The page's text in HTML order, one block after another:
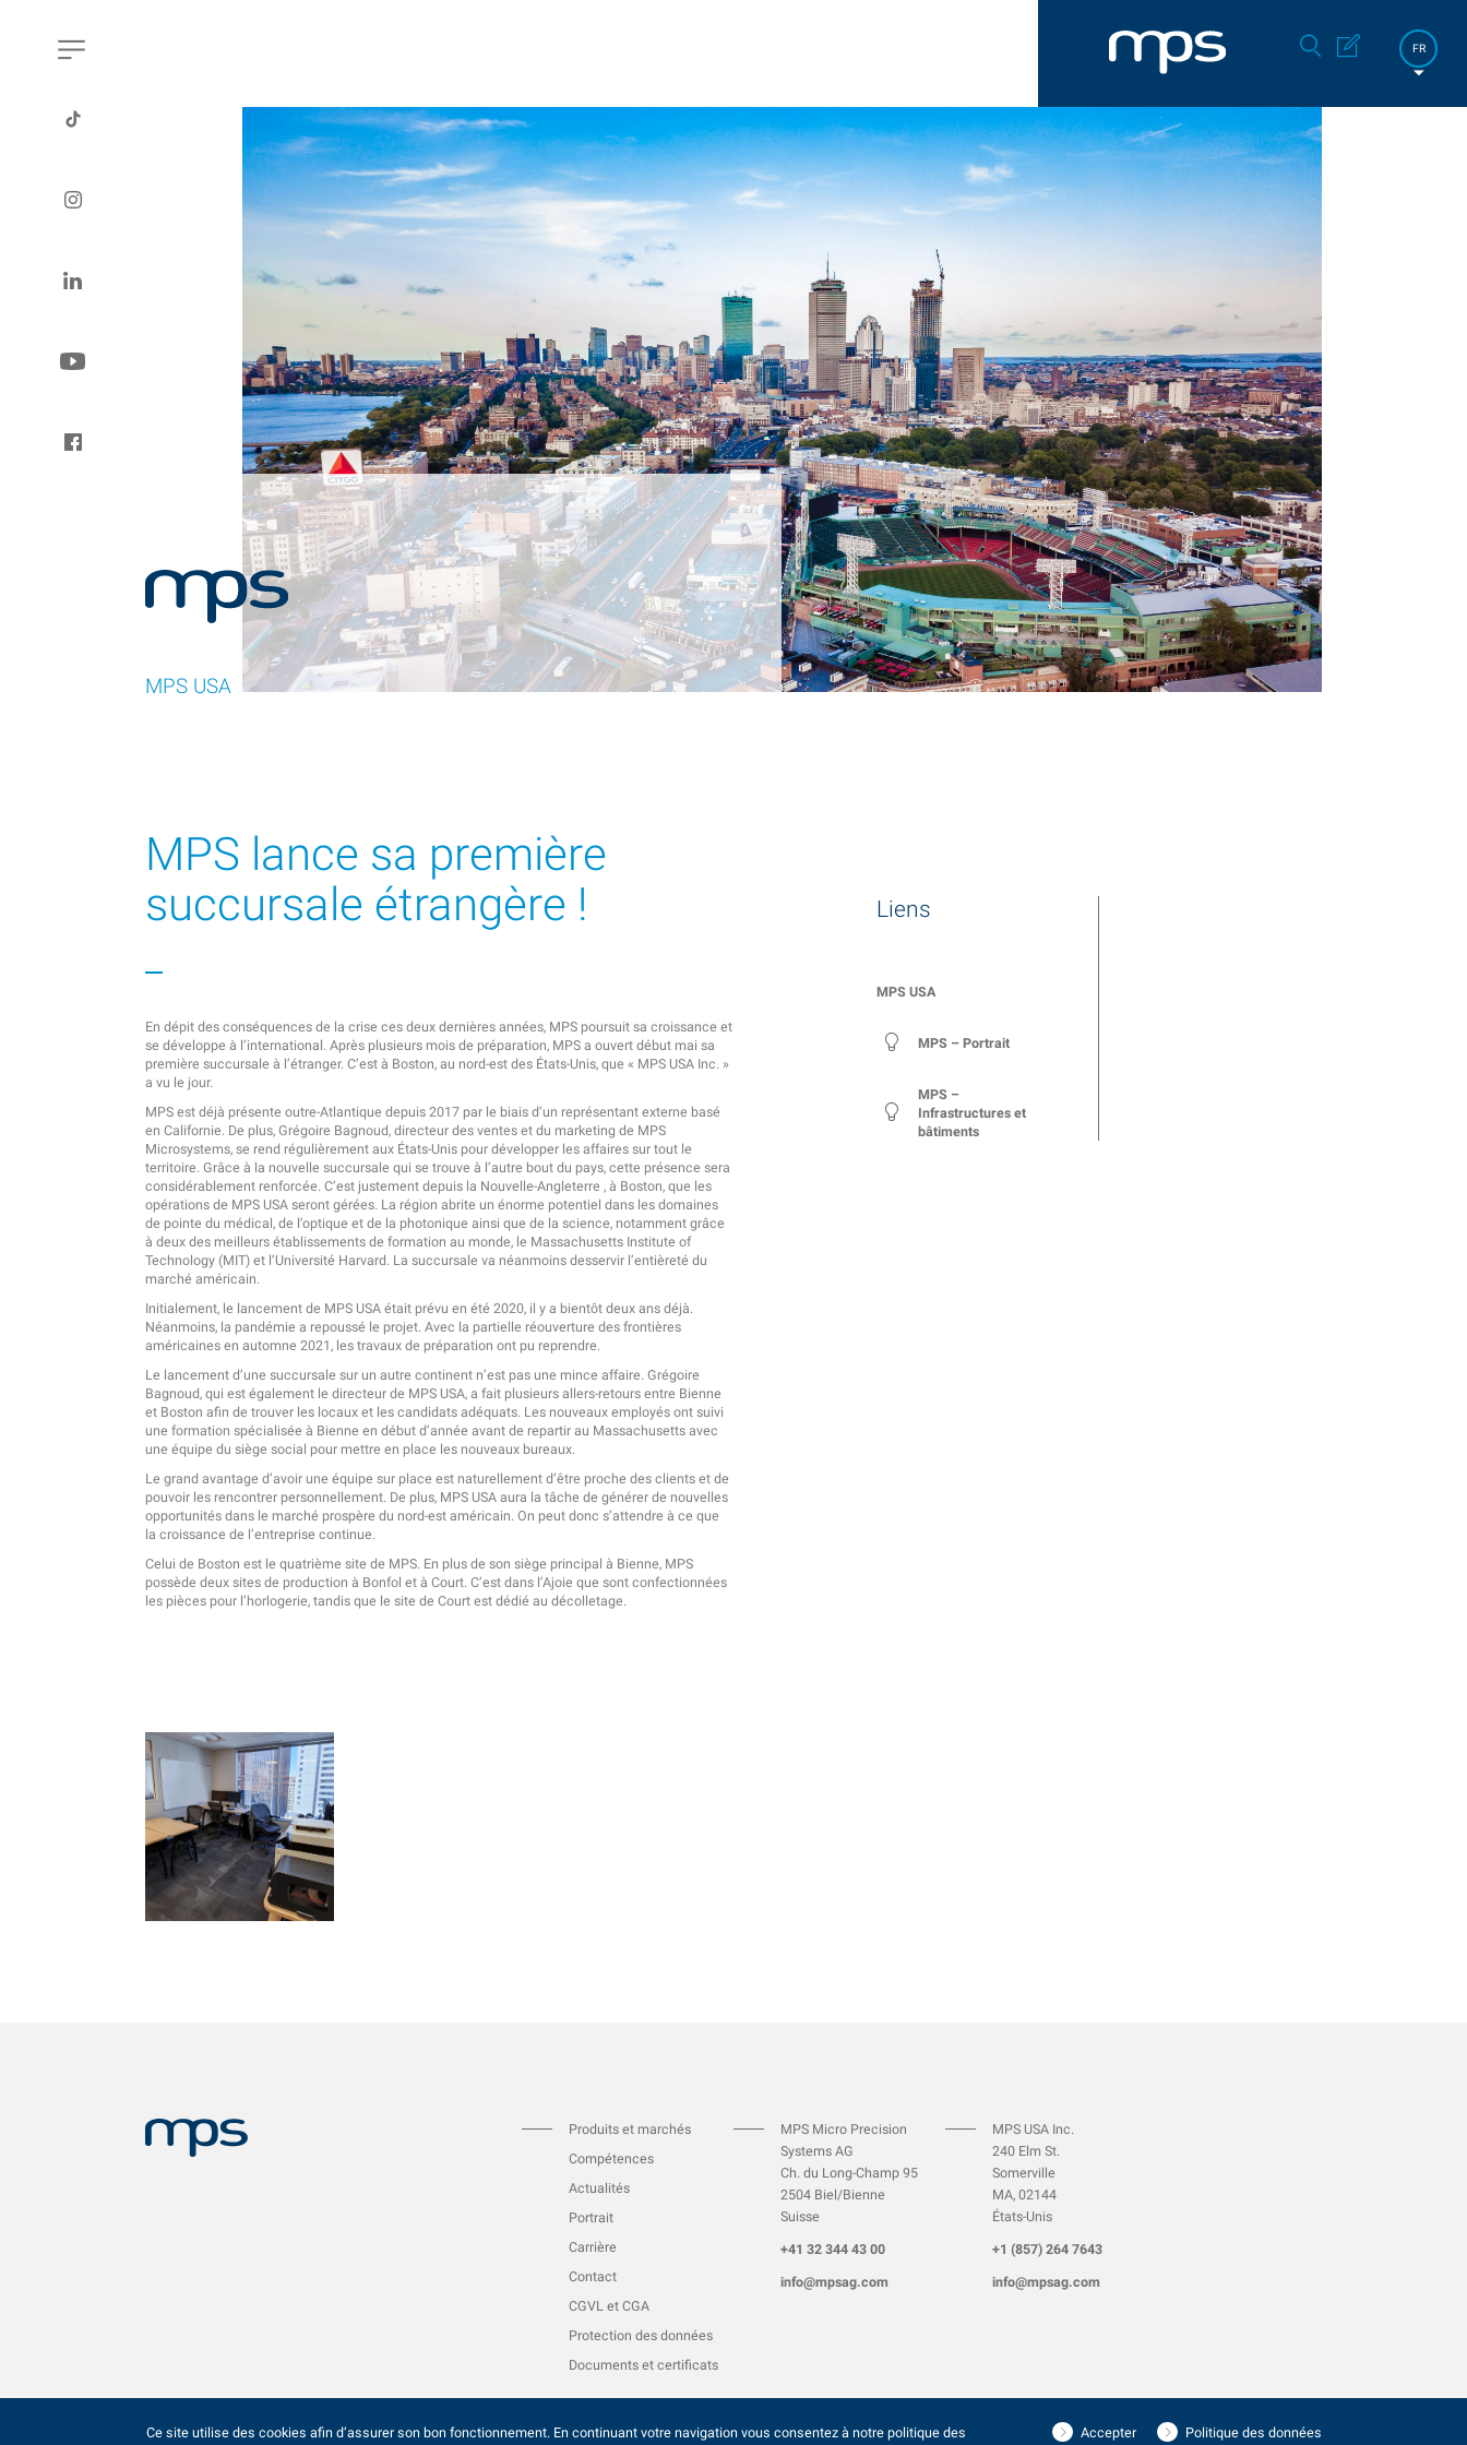
FR
MPS USA
MPS lance sa première
succursale étrangère !
En dépit des conséquences de la crise ces deux dernières années, MPS poursuit sa croissance et
se développe à l’international. Après plusieurs mois de préparation, MPS a ouvert début mai sa
première succursale à l’étranger. C’est à Boston, au nord-est des États-Unis, que « MPS USA Inc. »
a vu le jour.
MPS est déjà présente outre-Atlantique depuis 2017 par le biais d’un représentant externe basé
en Californie. De plus, Grégoire Bagnoud, directeur des ventes et du marketing de MPS
Microsystems, se rend régulièrement aux États-Unis pour développer les affaires sur tout le
territoire. Grâce à la nouvelle succursale qui se trouve à l’autre bout du pays, cette présence sera
considérablement renforcée. C’est justement depuis la Nouvelle-Angleterre , à Boston, que les
opérations de MPS USA seront gérées. La région abrite un énorme potentiel dans les domaines
de pointe du médical, de l’optique et de la photonique ainsi que de la science, notamment grâce
à deux des meilleurs établissements de formation au monde, le Massachusetts Institute of
Technology (MIT) et l’Université Harvard. La succursale va néanmoins desservir l’entièreté du
marché américain.
Initialement, le lancement de MPS USA était prévu en été 2020, il y a bientôt deux ans déjà.
Néanmoins, la pandémie a repoussé le projet. Avec la partielle réouverture des frontières
américaines en automne 2021, les travaux de préparation ont pu reprendre.
Le lancement d’une succursale sur un autre continent n’est pas une mince affaire. Grégoire
Bagnoud, qui est également le directeur de MPS USA, a fait plusieurs allers-retours entre Bienne
et Boston afin de trouver les locaux et les candidats adéquats. Les nouveaux employés ont suivi
une formation spécialisée à Bienne en début d’année avant de repartir au Massachusetts avec
une équipe du siège social pour mettre en place les nouveaux bureaux.
Le grand avantage d’avoir une équipe sur place est naturellement d’être proche des clients et de
pouvoir les rencontrer personnellement. De plus, MPS USA aura la tâche de générer de nouvelles
opportunités dans le marché prospère du nord-est américain. On peut donc s’attendre à ce que
la croissance de l’entreprise continue.
Celui de Boston est le quatrième site de MPS. En plus de son siège principal à Bienne, MPS
possède deux sites de production à Bonfol et à Court. C’est dans l’Ajoie que sont confectionnées
les pièces pour l’horlogerie, tandis que le site de Court est dédié au décolletage.
Liens
MPS USA
MPS – Portrait
MPS –
Infrastructures et
bâtiments
Produits et marchés
Compétences
Actualités
Portrait
Carrière
Contact
CGVL etCGA
Protection des données
Documents et certificats
MPS Micro Precision
Systems AG
Ch. du Long-Champ 95
2504 Biel/Bienne
Suisse
+41 32344 43 00
info@mpsag.com
MPS USA Inc.
240 Elm St.
Somerville
MA, 02144
États-Unis
+1 (857) 264 7643
info@mpsag.com
Ce site utilise des cookies afin d’assurer son bon fonctionnement. En continuant votre navigation vous consentez à notre politique des
Accepter Politique des données